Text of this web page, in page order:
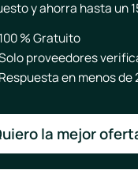
y ahorra hasta un
100 % Gratuito
proveedores
Respuesta en menos de
la mejor